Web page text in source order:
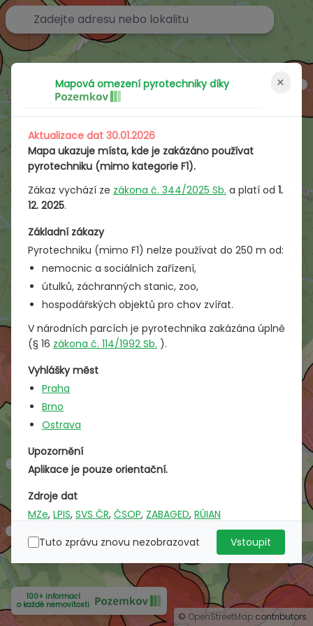
© OpenStreetMap contributors.
100+ informací
o každé nemovitosti
Mapová omezení pyrotechniky díky ×
Aktualizace dat 30.01.2026
Mapa ukazuje místa, kde je zakázáno používat
pyrotechniku (mimo kategorie F1).
Zákaz vychází ze zákona č. 344/2025 Sb. a platí od 1.
12. 2025.
Základní zákazy
Pyrotechniku (mimo F1) nelze používat do 250 m od:
nemocnic a sociálních zařízení,
útulků, záchranných stanic, zoo,
hospodářských objektů pro chov zvířat.
V národních parcích je pyrotechnika zakázána úplně
(§ 16 zákona č. 114/1992 Sb. ).
Vyhlášky měst
Praha
Brno
Ostrava
Upozornění
Aplikace je pouze orientační.
Zdroje dat
MZe, LPIS, SVS ČR, ČSOP, ZABAGED, RÚIAN
Tuto zprávu znovu nezobrazovat Vstoupit
Mapa omezení pyrotechniky v ČR | Kde je zakázáno